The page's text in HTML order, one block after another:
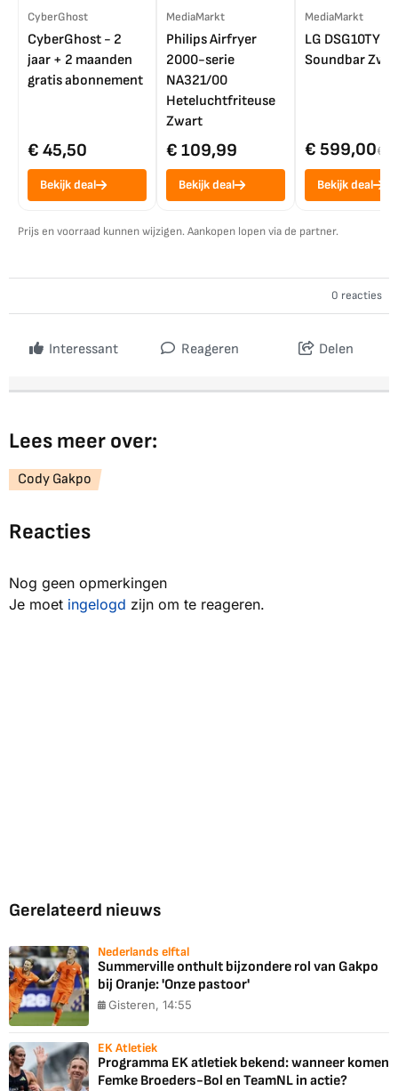
CyberGhost
CyberGhost - 2
jaar + 2 maanden
gratis abonnement
€ 45,50
Bekijk deal
MediaMarkt
Philips Airfryer
2000-serie
NA321/00
Heteluchtfriteuse
Zwart
€ 109,99
Bekijk deal
MediaMarkt
LG DSG10TY
Soundbar
€ 599,00€
Bekijk deal
Prijs en voorraad kunnen wijzigen. Aankopen lopen via de partner.
0 reacties
Interessant Reageren Delen
Lees meer over:
Cody Gakpo
Reacties
Nog geen opmerkingen
Je moet ingelogd zijn om te reageren.
Gerelateerd nieuws
Nederlands elftal
Summerville onthult bijzondere rol van Gakpo
bij Oranje: 'Onze pastoor'
Gisteren, 14:55
EK Atletiek
Programma EK atletiek bekend: wanneer komen
Femke Broeders-Bol en TeamNL in actie?